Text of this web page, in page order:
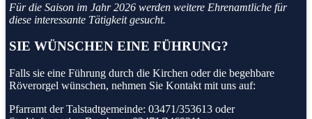
Für die Saison im Jahr 2026 werden weitere Ehrenamtliche für
diese interessante Tätigkeit gesucht.
SIE WÜNSCHEN EINE FÜHRUNG?
Falls sie eine Führung durch die Kirchen oder die begehbare
Röverorgel wünschen, nehmen Sie Kontakt mit uns auf:
Pfarramt der Talstadtgemeinde: 03471/353613 oder